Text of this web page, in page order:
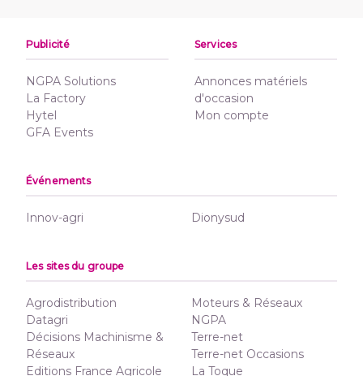
Publicité
NGPA Solutions
La Factory
Hytel
GFA Events
Services
Annonces matériels
d'occasion
Mon compte
Événements
Innov-agri Dionysud
Les sites du groupe
Agrodistribution
Datagri
Décisions Machinisme &
Réseaux
Editions France Agricole
Moteurs & Réseaux
NGPA
Terre-net
Terre-net Occasions
La Toque